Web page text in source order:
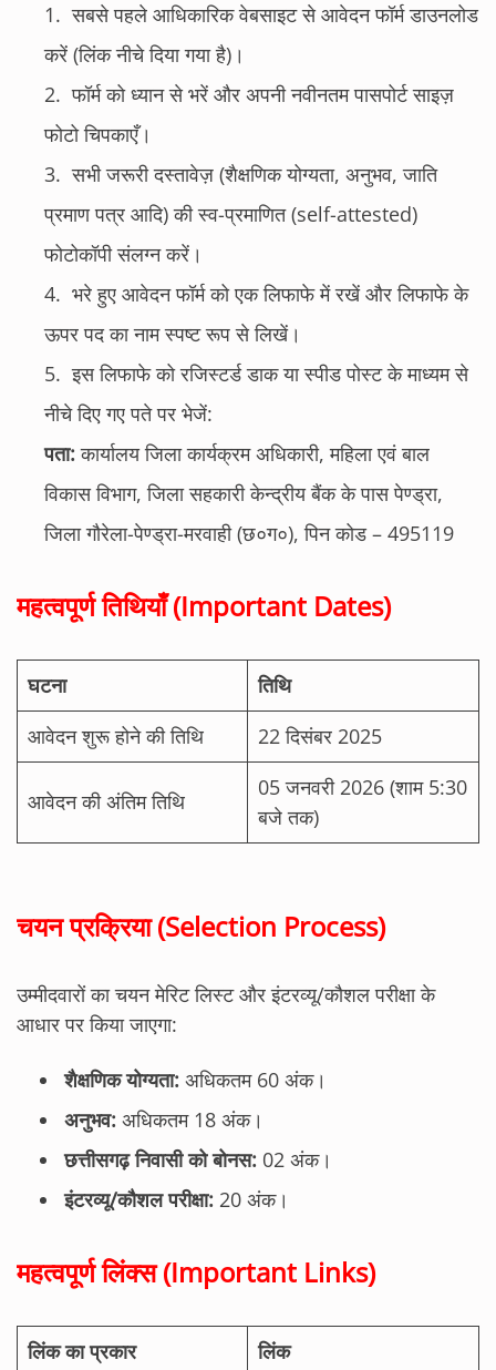
सबसे पहले आधिकारिक वेबसाइट से आवेदन फॉर्म डाउनलोड
करें (लिंक नीचे दिया गया है)।
फॉर्म को ध्यान से भरें और अपनी नवीनतम पासपोर्ट साइज़
फोटो चिपकाएँ।
सभी जरूरी दस्तावेज़ (शैक्षणिक योग्यता, अनुभव, जाति
प्रमाण पत्र आदि) की स्व-प्रमाणित (self-attested)
फोटोकॉपी संलग्न करें।
भरे हुए आवेदन फॉर्म को एक लिफाफे में रखें और लिफाफे के
ऊपर पद का नाम स्पष्ट रूप से लिखें।
इस लिफाफे को रजिस्टर्ड डाक या स्पीड पोस्ट के माध्यम से
नीचे दिए गए पते पर भेजें:
पता: कार्यालय जिला कार्यक्रम अधिकारी, महिला एवं बाल
विकास विभाग, जिला सहकारी केन्द्रीय बैंक के पास पेण्ड्रा,
जिला गौरेला-पेण्ड्रा-मरवाही (छ०ग०), पिन कोड – 495119
महत्वपूर्ण तिथियाँ (Important Dates)
घटना
तिथि
आवेदन शुरू होने की तिथि
22 दिसंबर 2025
आवेदन की अंतिम तिथि
05 जनवरी 2026 (शाम 5:30
बजे तक)
चयन प्रक्रिया (Selection Process)
उम्मीदवारों का चयन मेरिट लिस्ट और इंटरव्यू/कौशल परीक्षा के
आधार पर किया जाएगा:
शैक्षणिक योग्यता: अधिकतम 60 अंक।
अनुभव: अधिकतम 18 अंक।
छत्तीसगढ़ निवासी को बोनस: 02 अंक।
इंटरव्यू/कौशल परीक्षा: 20 अंक।
महत्वपूर्ण लिंक्स (Important Links)
लिंक का प्रकार लिंक